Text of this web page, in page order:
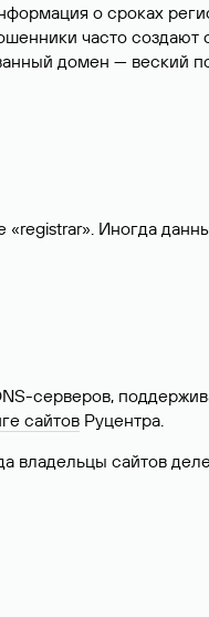
о сроках
часто
домен — веский
Иногда
серверов,
сайтов Руцентра.
владельцы сайтов